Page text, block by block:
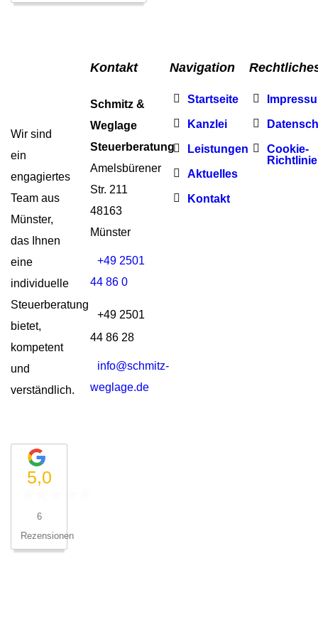
Wir sind
ein
engagiertes
Team aus
Münster,
das Ihnen
eine
individuelle
Steuerberatung
bietet,
kompetent
und
verständlich.
5,0
6
Rezensionen
Kontakt
Schmitz &
Weglage
Steuerberatung
Amelsbürener
Str. 211
48163
Münster
+49 2501
44 86 0
+49 2501
44 86 28
info@schmitz-
weglage.de
Navigation
Startseite
Kanzlei
Leistungen
Aktuelles
Kontakt
Cookie-
Richtlinie